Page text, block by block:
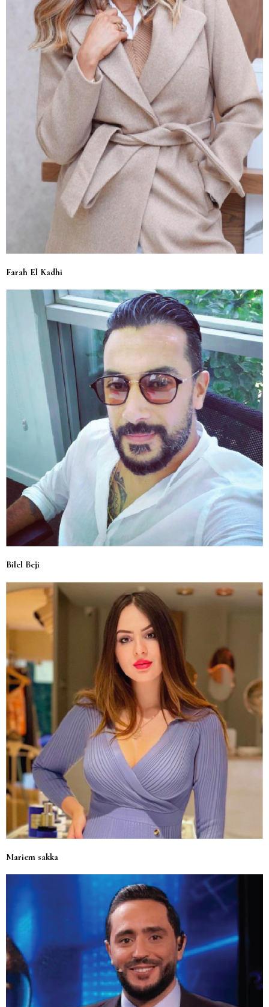
Farah El Kadhi
Bilel Beji
Mariem sakka